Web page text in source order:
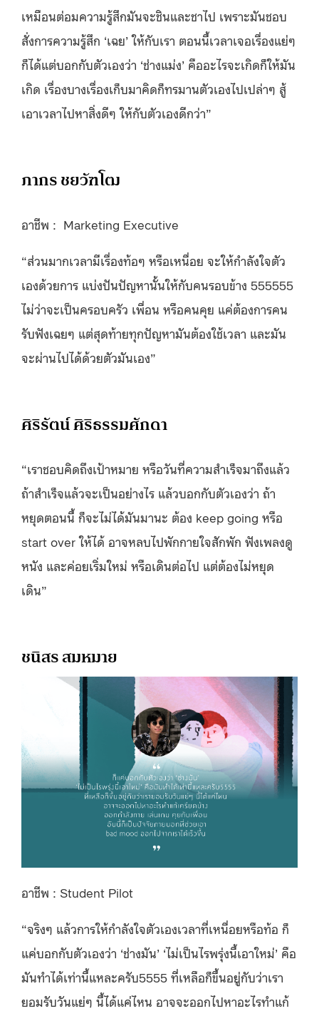
เหมือนต่อมความรู้สึกมันจะชินและชาไป เพราะมันชอบ
สั่งการความรู้สึก ‘เฉย’ ให้กับเรา ตอนนี้เวลาเจอเรื่องแย่ๆ
ก็ได้แต่บอกกับตัวเองว่า ‘ช่างแม่ง’ คืออะไรจะเกิดก็ให้มัน
เกิด เรื่องบางเรื่องเก็บมาคิดก็ทรมานตัวเองไปเปล่าๆ สู้
เอาเวลาไปหาสิ่งดีๆ ให้กับตัวเองดีกว่า”
ภากร ชยวัฑโฒ
อาชีพ : Marketing Executive
“ส่วนมากเวลามีเรื่องท้อๆ หรือเหนื่อย จะให้กำลังใจตัว
เองด้วยการ แบ่งปันปัญหานั้นให้กับคนรอบข้าง 555555
ไม่ว่าจะเป็นครอบครัว เพื่อน หรือคนคุย แค่ต้องการคน
รับฟังเฉยๆ แต่สุดท้ายทุกปัญหามันต้องใช้เวลา และมัน
จะผ่านไปได้ด้วยตัวมันเอง”
ศิริรัตน์ ศิริธรรมศักดา
“เราชอบคิดถึงเป้าหมาย หรือวันที่ความสำเร็จมาถึงแล้ว
ถ้าสำเร็จแล้วจะเป็นอย่างไร แล้วบอกกับตัวเองว่า ถ้า
หยุดตอนนี้ ก็จะไม่ได้มันมานะ ต้อง keep going หรือ
start over ให้ได้ อาจหลบไปพักกายใจสักพัก ฟังเพลงดู
หนัง และค่อยเริ่มใหม่ หรือเดินต่อไป แต่ต้องไม่หยุด
เดิน”
ชนิสร สมหมาย
อาชีพ : Student Pilot
“จริงๆ แล้วการให้กำลังใจตัวเองเวลาที่เหนื่อยหรือท้อ ก็
แค่บอกกับตัวเองว่า ‘ช่างมัน’ ‘ไม่เป็นไรพรุ่งนี้เอาใหม่’ คือ
มันทำได้เท่านี้แหละครับ5555 ที่เหลือก็ขึ้นอยู่กับว่าเรา
ยอมรับวันแย่ๆ นี้ได้แค่ไหน อาจจะออกไปหาอะไรทำแก้